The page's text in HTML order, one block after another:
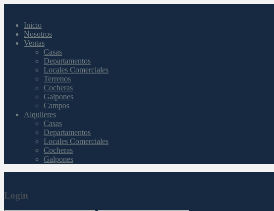
Inicio
Nosotros
Ventas
Casas
Departamentos
Locales Comerciales
Terrenos
Cocheras
Galpones
Campos
Alquileres
Casas
Departamentos
Locales Comerciales
Cocheras
Galpones
Login